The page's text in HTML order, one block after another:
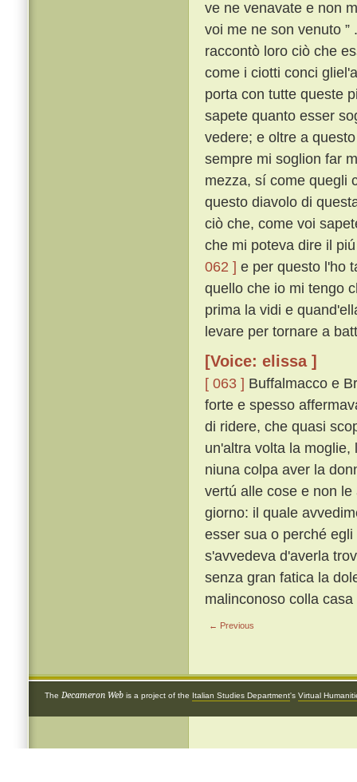
ve ne venavate e non
voi me ne son venuto ”
raccontò loro ciò che
come i ciotti conci
porta con tutte queste
sapete quanto esser
vedere; e oltre a
sempre mi soglion far
mezza, sí come quegli
questo diavolo di
ciò che, come voi
che mi poteva dire il
062 ] e per questo l'ho
quello che io mi tengo
prima la vidi e
levare per tornare a
[Voice: elissa ]
[ 063 ] Buffalmacco e
forte e spesso
di ridere, che quasi
un'altra volta la
niuna colpa aver la
vertú alle cose e non
giorno: il quale
esser sua o perché
s'avvedeva d'averla
senza gran fatica la
malinconoso colla
← Previous
The Decameron Web is a project of the Italian Studies Department's Virtual